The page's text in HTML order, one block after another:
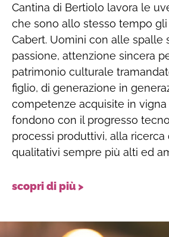
Cantina di Bertiolo lavora le
che sono allo stesso tempo gli
Cabert. Uomini con alle spalle
passione, attenzione sincera
patrimonio culturale
figlio, di generazione in
competenze acquisite in vigna
fondono con il progresso
processi produttivi, alla ricerca
qualitativi sempre più alti ed
scopri di più >